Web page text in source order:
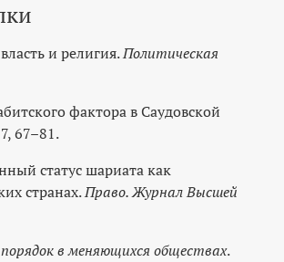
и религия.Политическая
фактора в Саудовской
67–81.
статус шариата как
странах.Право. Журнал Высшей
в меняющихся обществах.